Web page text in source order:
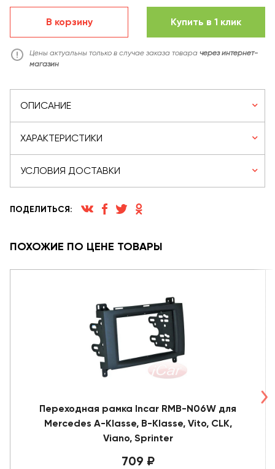
В корзину Купить в 1 клик
Цены актуальны только в случае заказа товара через интернет-
магазин
ОПИСАНИЕ
ХАРАКТЕРИСТИКИ
УСЛОВИЯ ДОСТАВКИ
ПОДЕЛИТЬСЯ:
ПОХОЖИЕ ПО ЦЕНЕ ТОВАРЫ
Переходная рамка Incar RMB-N06W для
Mercedes A-Klasse, В-Klasse, Vito, CLK,
Viano, Sprinter
709 ₽